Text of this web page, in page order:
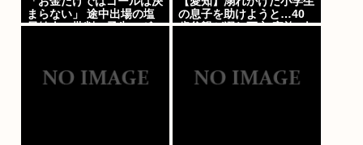
まらない」 途中出場の塩
貝健人に批判の矛先…ヴォ
の息子を助けようと…40
歳父親が溺れ死亡 家族3人